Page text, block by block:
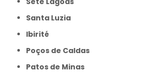
Santa Luzia
Ibirité
Poços de Caldas
Patos de Minas